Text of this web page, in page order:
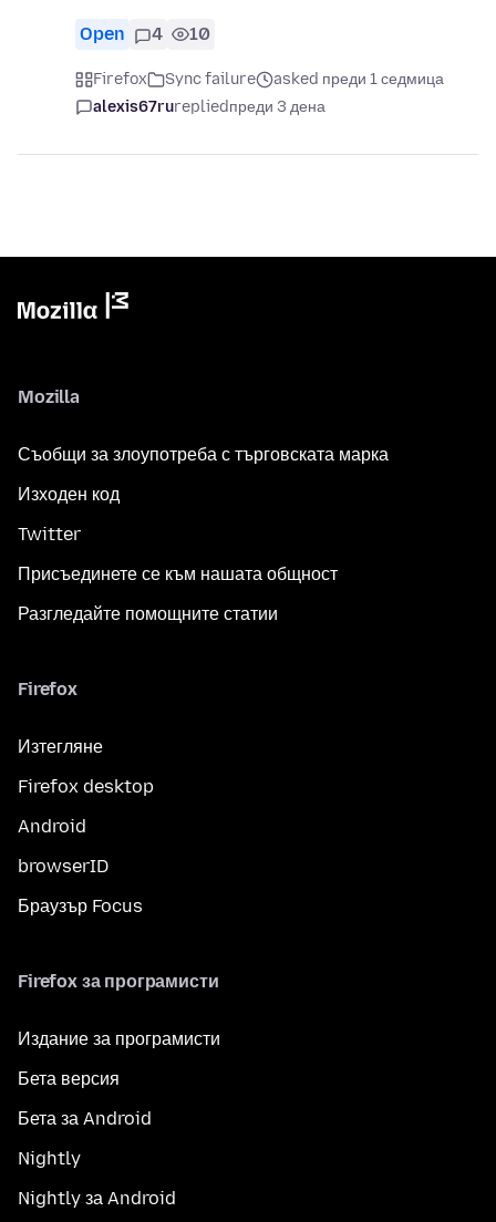
Open 4 10
Firefox Sync failure
asked преди 1 седмица
alexis67rurepliedпреди 3 дена
Mozilla
Съобщи за злоупотреба с търговската марка
Изходен код
Twitter
Присъединете се към нашата общност
Разгледайте помощните статии
Firefox
Изтегляне
Firefox desktop
Android
browserID
Браузър Focus
Firefox за програмисти
Издание за програмисти
Бета версия
Бета за Android
Nightly
Nightly за Android